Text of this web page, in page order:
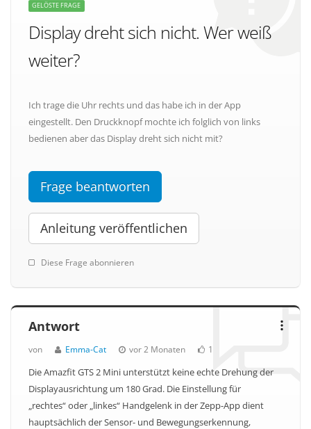
GELÖSTE FRAGE
Display dreht sich nicht. Wer weiß
weiter?
Ich trage die Uhr rechts und das habe ich in der App
eingestellt. Den Druckknopf mochte ich folglich von links
bedienen aber das Display dreht sich nicht mit?
Frage beantworten
Anleitung veröffentlichen
Diese Frage abonnieren
Antwort
von Emma-Cat vor 2 Monaten 1
Die Amazfit GTS 2 Mini unterstützt keine echte Drehung der
Displayausrichtung um 180 Grad. Die Einstellung für
„rechtes“ oder „linkes“ Handgelenk in der Zepp-App dient
hauptsächlich der Sensor- und Bewegungserkennung,